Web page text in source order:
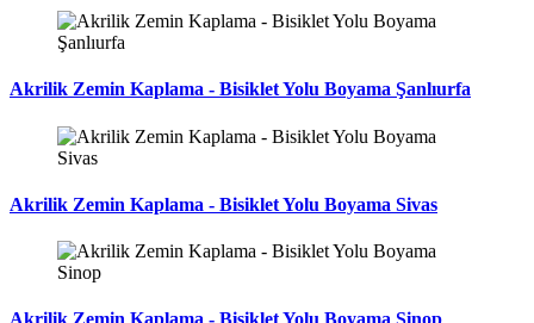
Akrilik Zemin Kaplama - Bisiklet Yolu Boyama Şanlıurfa
Akrilik Zemin Kaplama - Bisiklet Yolu Boyama Sivas